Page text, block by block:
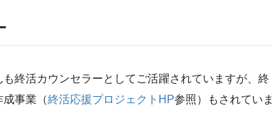
終活カウンセラーとしてご活躍されていますが、終
事業（終活応援プロジェクトHP参照）もされていま